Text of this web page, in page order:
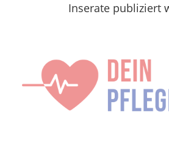
Inserate publiziert